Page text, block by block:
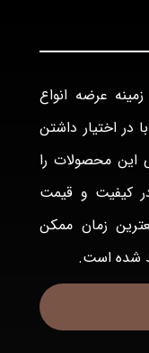
عرضه انواع
در اختيار داشتن
اين محصولات را
كيفيت و قيمت
زمان ممكن
شده است.